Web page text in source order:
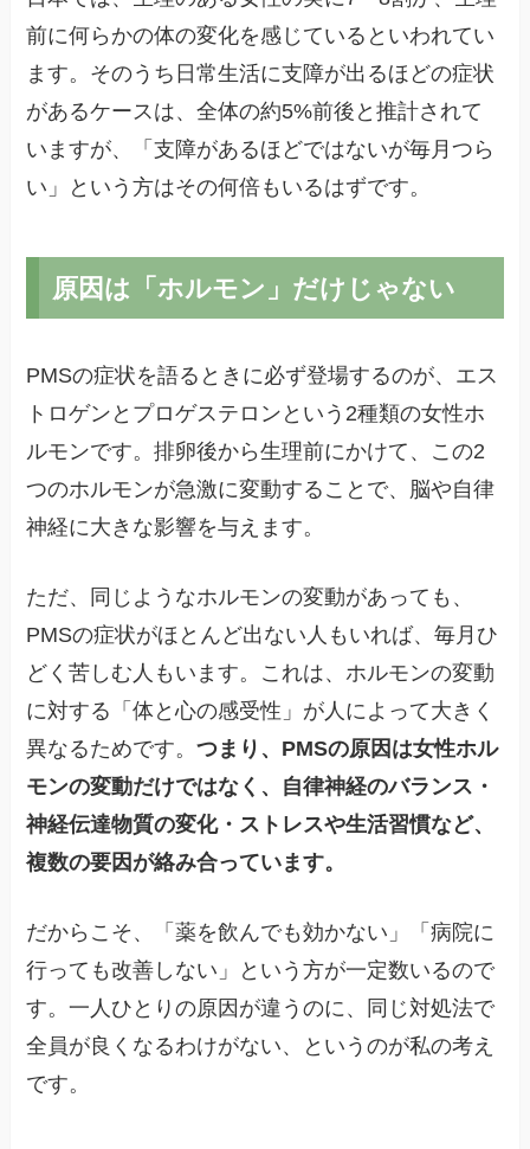
前に何らかの体の変化を感じているといわれてい
ます。そのうち日常生活に支障が出るほどの症状
があるケースは、全体の約5%前後と推計されて
いますが、「支障があるほどではないが毎月つら
い」という方はその何倍もいるはずです。
原因は「ホルモン」だけじゃない
PMSの症状を語るときに必ず登場するのが、エス
トロゲンとプロゲステロンという2種類の女性ホ
ルモンです。排卵後から生理前にかけて、この2
つのホルモンが急激に変動することで、脳や自律
神経に大きな影響を与えます。
ただ、同じようなホルモンの変動があっても、
PMSの症状がほとんど出ない人もいれば、毎月ひ
どく苦しむ人もいます。これは、ホルモンの変動
に対する「体と心の感受性」が人によって大きく
異なるためです。つまり、PMSの原因は女性ホル
モンの変動だけではなく、自律神経のバランス・
神経伝達物質の変化・ストレスや生活習慣など、
複数の要因が絡み合っています。
だからこそ、「薬を飲んでも効かない」「病院に
行っても改善しない」という方が一定数いるので
す。一人ひとりの原因が違うのに、同じ対処法で
全員が良くなるわけがない、というのが私の考え
です。